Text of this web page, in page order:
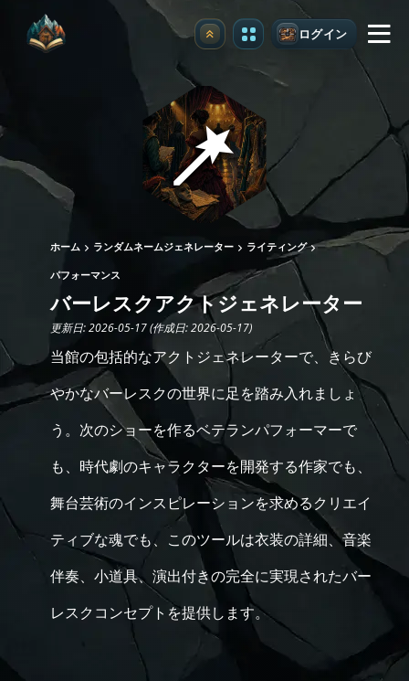
アップグレード ログイン
ホーム ランダムネームジェネレーター ライティング
パフォーマンス
バーレスクアクトジェネレーター
更新日: 2026-05-17 (作成日: 2026-05-17)
当館の包括的なアクトジェネレーターで、きらび
やかなバーレスクの世界に足を踏み入れましょ
う。次のショーを作るベテランパフォーマーで
も、時代劇のキャラクターを開発する作家でも、
舞台芸術のインスピレーションを求めるクリエイ
ティブな魂でも、このツールは衣装の詳細、音楽
伴奏、小道具、演出付きの完全に実現されたバー
レスクコンセプトを提供します。